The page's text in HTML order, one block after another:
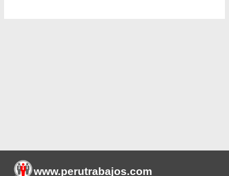
www.perutrabajos.com